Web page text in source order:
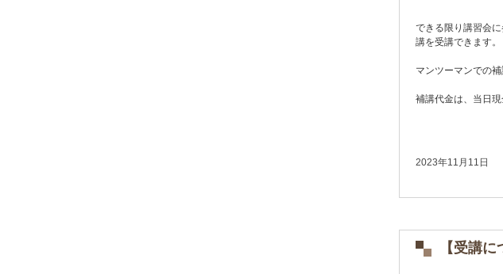
できる限り講習会
講を受講できます。
マンツーマンでの
補講代金は、当日現
2023年11月11日
【受講